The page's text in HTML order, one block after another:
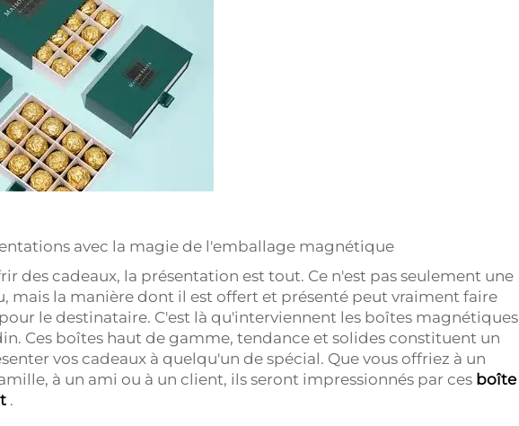
avec la magie de l'emballage magnétique
des cadeaux, la présentation est tout. Ce n'est pas seulement une
mais la manière dont il est offert et présenté peut vraiment faire
le destinataire. C'est là qu'interviennent les boîtes magnétiques
Ces boîtes haut de gamme, tendance et solides constituent un
vos cadeaux à quelqu'un de spécial. Que vous offriez à un
à un ami ou à un client, ils seront impressionnés par ces boîte
.